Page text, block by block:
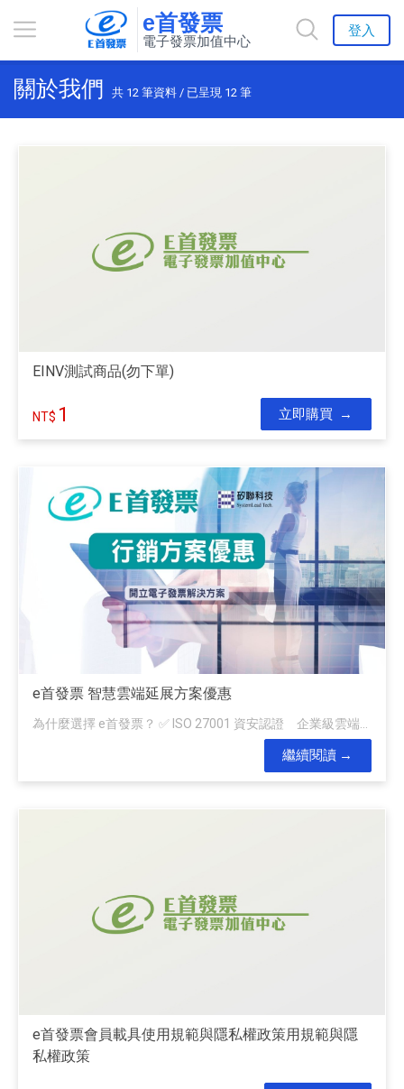
e首發票
電子發票加值中心
登入
關於我們 共 12 筆資料 / 已呈現 12 筆
EINV測試商品(勿下單)
1 立即購買
e首發票 智慧雲端延展方案優惠
為什麼選擇 e首發票？ ✅ ISO 27001 資安認證 企業級雲端...
繼續閱讀
e首發票會員載具使用規範與隱私權政策用規範與隱
私權政策